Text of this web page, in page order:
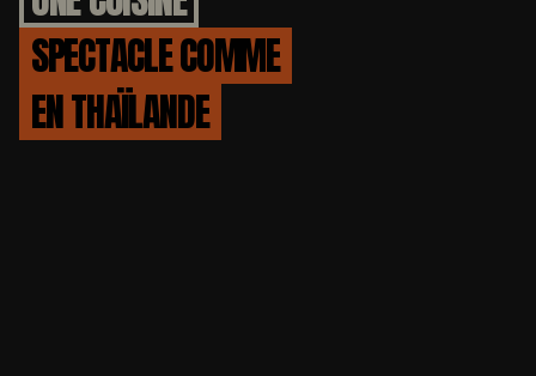
SPECTACLE COMME
EN THAÏLANDE